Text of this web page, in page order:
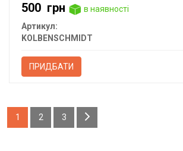
500 грн
в наявності
Артикул:
KOLBENSCHMIDT
ПРИДБАТИ
1 2 3